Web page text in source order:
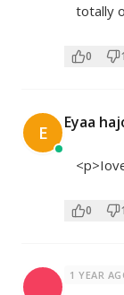
totally
0 1
E Eyaa
0 1
1 YEAR